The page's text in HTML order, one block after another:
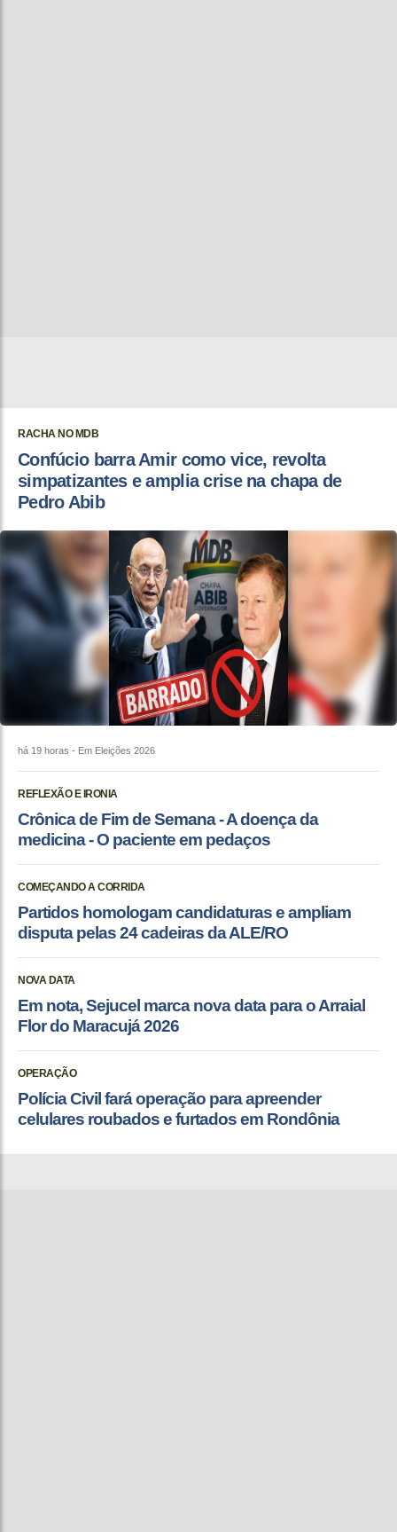
RACHA NO MDB
Confúcio barra Amir como vice, revolta
simpatizantes e amplia crise na chapa de
Pedro Abib
há 19 horas - Em Eleições 2026
REFLEXÃO E IRONIA
Crônica de Fim de Semana - A doença da
medicina - O paciente em pedaços
COMEÇANDO A CORRIDA
Partidos homologam candidaturas e ampliam
disputa pelas 24 cadeiras da ALE/RO
NOVA DATA
Em nota, Sejucel marca nova data para o Arraial
Flor do Maracujá 2026
OPERAÇÃO
Polícia Civil fará operação para apreender
celulares roubados e furtados em Rondônia